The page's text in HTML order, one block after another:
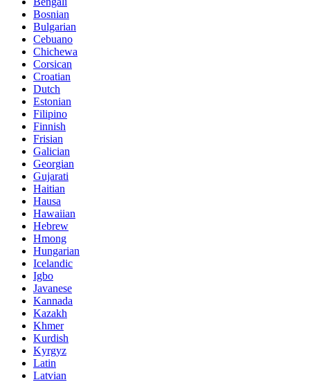
Bosnian
Bulgarian
Cebuano
Chichewa
Corsican
Croatian
Dutch
Estonian
Filipino
Finnish
Frisian
Galician
Georgian
Gujarati
Haitian
Hausa
Hawaiian
Hebrew
Hmong
Hungarian
Icelandic
Igbo
Javanese
Kannada
Kazakh
Khmer
Kurdish
Kyrgyz
Latin
Latvian